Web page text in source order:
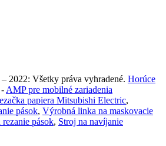
2022: Všetky práva vyhradené. Horúce
- AMP pre mobilné zariadenia
papiera Mitsubishi Electric,
pások, Výrobná linka na maskovacie
pások, Stroj na navíjanie